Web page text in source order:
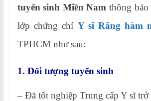
tuyển sinh Miền Nam thông báo
lớp chứng chỉ Y sĩ Răng hàm
TPHCM như sau:
1. Đối tượng tuyển sinh
– Đã tốt nghiệp Trung cấp Y sĩ trở